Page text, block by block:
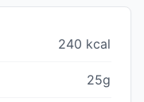
240 kcal
25g